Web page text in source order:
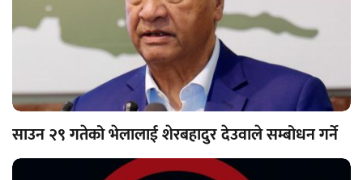
साउन २९ गतेको भेलालाई शेरबहादुर देउवाले सम्बोधन गर्ने